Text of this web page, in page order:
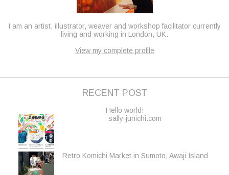
I am an artist, illustrator, weaver and workshop facilitator currently
living and working in London, UK.
View my complete profile
RECENT POST
Hello world!
sally-junichi.com
Retro Komichi Market in Sumoto, Awaji Island